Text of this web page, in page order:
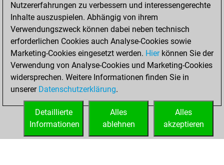
Sonntag,
September 3,
2023
You created
your Fritz account
Fritz
You
account
Studies
Nutzererfahrungen zu verbessern und interessengerechte
Inhalte auszuspielen. Abhängig von ihrem
Verwendungszweck können dabei neben technisch
erforderlichen Cookies auch Analyse-Cookies sowie
Marketing-Cookies eingesetzt werden. Hierkönnen Sie der
Verwendung von Analyse-Cookies und Marketing-Cookies
widersprechen. Weitere Informationen finden Sie in
unserer Datenschutzerklärung.
Alles
akzeptieren
Alles
ablehnen
Detaillierte
Informationen